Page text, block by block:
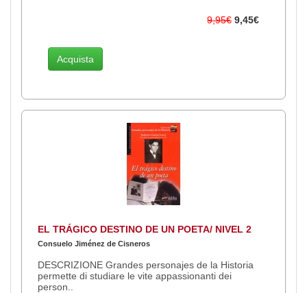
9,95€ 9,45€
Acquista
EL TRÁGICO DESTINO DE UN POETA/ NIVEL 2
Consuelo Jiménez de Cisneros
DESCRIZIONE Grandes personajes de la Historia
permette di studiare le vite appassionanti dei
person..